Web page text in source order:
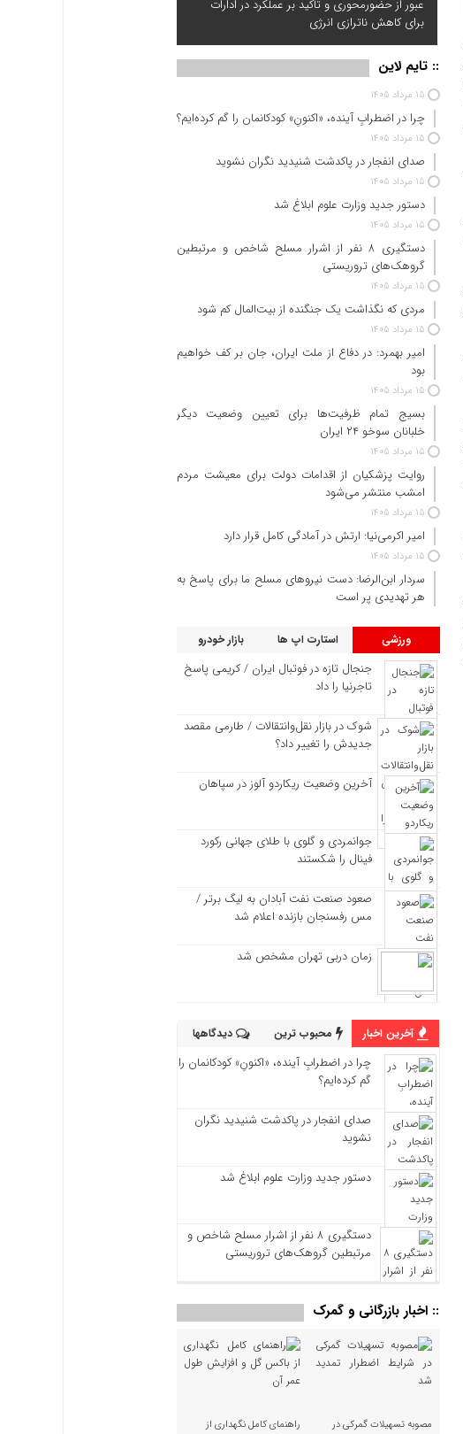
عبور از حضورمحوری و تاکید بر عملکرد در ادارات
برای کاهش ناترازی انرژی
:: تایم لاین
۱۵ مرداد ۱۴۰۵
چرا در اضطرابِ آینده، «اکنونِ» کودکانمان را گم کرده‌ایم؟
۱۵ مرداد ۱۴۰۵
صدای انفجار در پاکدشت شنیدید نگران نشوید
۱۵ مرداد ۱۴۰۵
دستور جدید وزارت علوم ابلاغ شد
۱۵ مرداد ۱۴۰۵
دستگیری ۸ نفر از اشرار مسلح شاخص و مرتبطین
گروهک‌های تروریستی
۱۵ مرداد ۱۴۰۵
مردی که نگذاشت یک جنگنده از بیت‌المال کم شود
۱۵ مرداد ۱۴۰۵
امیر بهمرد: در دفاع از ملت ایران، جان بر کف خواهیم
بود
۱۵ مرداد ۱۴۰۵
بسیج تمام ظرفیت‌ها برای تعیین وضعیت دیگر
خلبانان سوخو ۲۴ ایران
۱۵ مرداد ۱۴۰۵
روایت پزشکیان از اقدامات دولت برای معیشت مردم
امشب منتشر می‌شود
۱۵ مرداد ۱۴۰۵
امیر اکرمی‌نیا: ارتش در آمادگی کامل قرار دارد
۱۵ مرداد ۱۴۰۵
سردار ابن‌الرضا: دست نیروهای مسلح ما برای پاسخ به
هر تهدیدی پر است
ورزشی استارت اپ ها بازار خودرو
جنجال تازه در فوتبال ایران / کریمی پاسخ
تاجرنیا را داد
شوک در بازار نقل‌وانتقالات / طارمی مقصد
جدیدش را تغییر داد؟
آخرین وضعیت ریکاردو آلوز در سپاهان
جوانمردی و گلوی با طلای جهانی رکورد
فینال را شکستند
صعود صنعت نفت آبادان به لیگ برتر /
مس رفسنجان بازنده اعلام شد
زمان دربی تهران مشخص شد
آخرین اخبار محبوب ترین دیدگاهها
چرا در اضطرابِ آینده، «اکنونِ» کودکانمان را
گم کرده‌ایم؟
صدای انفجار در پاکدشت شنیدید نگران
نشوید
دستور جدید وزارت علوم ابلاغ شد
دستگیری ۸ نفر از اشرار مسلح شاخص و
مرتبطین گروهک‌های تروریستی
:: اخبار بازرگانی و گمرک
مصوبه تسهیلات گمرکی در
راهنمای کامل نگهداری از